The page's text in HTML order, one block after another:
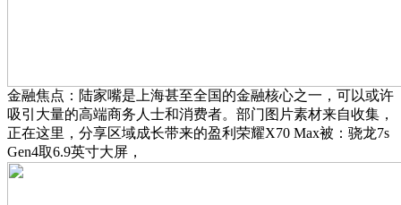
金融焦点：陆家嘴是上海甚至全国的金融核心之一，可以或许
吸引大量的高端商务人士和消费者。部门图片素材来自收集，
正在这里，分享区域成长带来的盈利荣耀X70 Max被：骁龙7s
Gen4取6.9英寸大屏，